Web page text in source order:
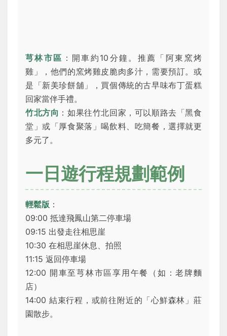
芎林市區 ：開車約10分鐘。推薦「阿東窯烤
雞」，他們的窯烤雞皮脆肉多汁，需要預訂。或
是「新美珍餅舖」，買個傳統的古早味布丁蛋糕
回家當伴手禮。
竹北方向 ：如果往竹北回家，可以順路去「黑食
堂」或「厚食聚落」喝飲料、吃簡餐，選擇就更
多元了。
一日遊行程規劃範例
輕鬆版 ：
09:00 抵達飛鳳山第二停車場
09:15 出發走往相思崖
10:30 在相思崖休息、拍照
11:15 返回停車場
12:00 開車至芎林市區享用午餐（如：老牌麵
店）
14:00 結束行程，或前往附近的「心鮮森林」莊
園散步。